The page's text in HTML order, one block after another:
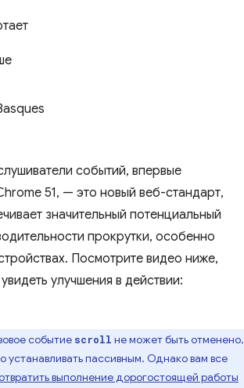
событий, впервые
51, — это новый веб-стандарт,
значительный потенциальный
прокрутки, особенно
Посмотрите видео ниже,
улучшения в действии:
событие scroll не может быть отменено,
устанавливать пассивным. Однако вам все
выполнение дорогостоящей работы